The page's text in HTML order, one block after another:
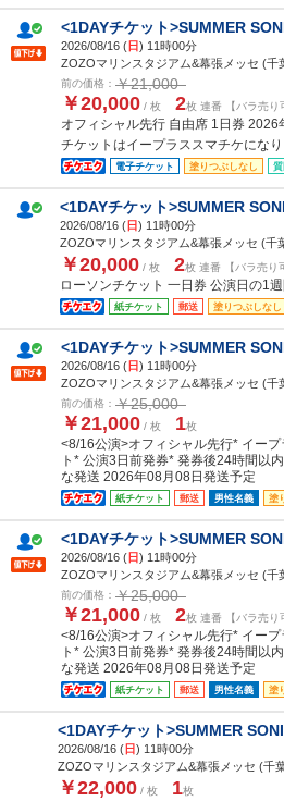
<1DAYチケット>SUMMER
2026/08/16 (日) 11時00分
ZOZOマリンスタジアム&幕張メッセ (千
前の価格： ￥21,000
￥20,000 / 枚 2枚 連番 【バラ売り
オフィシャル先行 自由席 1日券 2026
チケットはイープラススマチケにな
電子チケット 塗りつぶしなし
<1DAYチケット>SUMMER
2026/08/16 (日) 11時00分
ZOZOマリンスタジアム&幕張メッセ (千
￥20,000 / 枚 2枚 連番 【バラ売り
ローソンチケット 一日券 公演日の1
紙チケット 郵送 塗りつぶしなし
<1DAYチケット>SUMMER
2026/08/16 (日) 11時00分
ZOZOマリンスタジアム&幕張メッセ (千
前の価格： ￥25,000
￥21,000 / 枚 1枚
<8/16公演>オフィシャル先行* イープ
ト* 公演3日前発券* 発券後24時間以
な発送 2026年08月08日発送予定
紙チケット 郵送 男性名義 塗
<1DAYチケット>SUMMER
2026/08/16 (日) 11時00分
ZOZOマリンスタジアム&幕張メッセ (千
前の価格： ￥25,000
￥21,000 / 枚 2枚 連番 【バラ売り
<8/16公演>オフィシャル先行* イープ
ト* 公演3日前発券* 発券後24時間以
な発送 2026年08月08日発送予定
紙チケット 郵送 男性名義 塗
<1DAYチケット>SUMMER
2026/08/16 (日) 11時00分
ZOZOマリンスタジアム&幕張メッセ (千
￥22,000 / 枚 1枚